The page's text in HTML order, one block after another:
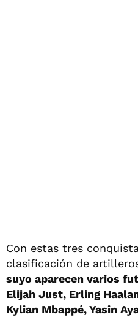
Con estas tres
clasificación de
suyo aparecen varios
Elijah Just, Erling
Kylian Mbappé, Yasin